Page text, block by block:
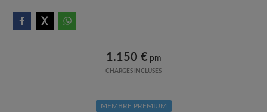
1.150 € pm
CHARGES INCLUSES
MEMBRE PREMIUM